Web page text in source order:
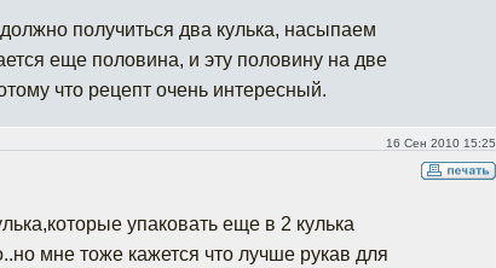
должно получиться два кулька, насыпаем
еще половина, и эту половину на две
что рецепт очень интересный.
16 Сен 2010 15:25
упаковать еще в 2 кулька
мне тоже кажется что лучше рукав для